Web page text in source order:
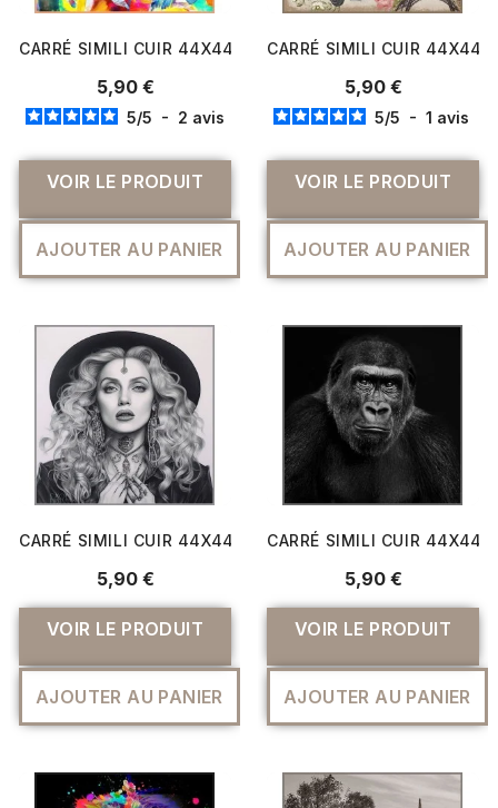
CARRÉ SIMILI CUIR 44X44 CM OEIL MULTICOLORE
5,90 €
5/5 - 2 avis
VOIR LE PRODUIT
AJOUTER AU PANIER
CARRÉ SIMILI CUIR 44X44
5,90 €
5/5 - 1 avis
VOIR LE PRODUIT
AJOUTER AU PANIER
CARRÉ SIMILI CUIR 44X44 CM PORTRAIT NOIR ET BLANC
5,90 €
VOIR LE PRODUIT
AJOUTER AU PANIER
CARRÉ SIMILI CUIR 44X44
5,90 €
VOIR LE PRODUIT
AJOUTER AU PANIER